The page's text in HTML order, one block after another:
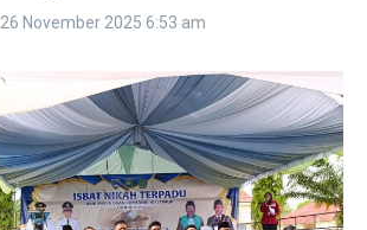
26 November 2025 6:53 am